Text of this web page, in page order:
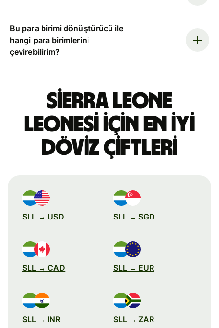
Bu para birimi dönüştürücü ile
hangi para birimlerini
çevirebilirim?
Sierra Leone
leonesi için en iyi
döviz çiftleri
SLL → USD SLL → SGD
SLL → CAD SLL → EUR
SLL → INR SLL → ZAR